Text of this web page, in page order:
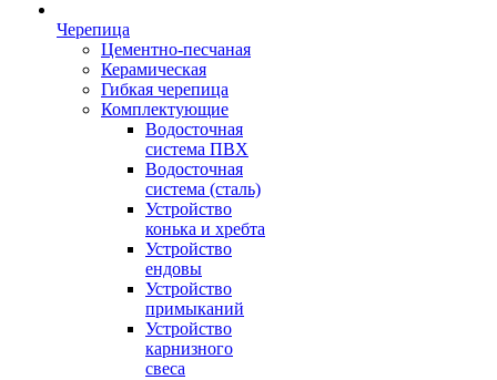
Черепица
Цементно-песчаная
Керамическая
Гибкая черепица
Комплектующие
Водосточная
система ПВХ
Водосточная
система (сталь)
Устройство
конька и хребта
Устройство
ендовы
Устройство
примыканий
Устройство
карнизного
свеса